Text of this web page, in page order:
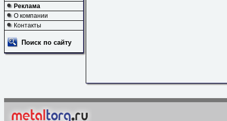
Реклама
О компании
Контакты
Поиск по сайту